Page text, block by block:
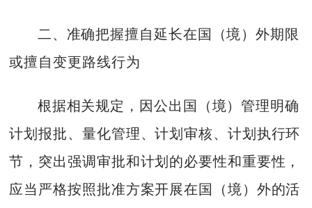
二、准确把握擅自延长在国（境）外期限
或擅自变更路线行为
根据相关规定，因公出国（境）管理明确
计划报批、量化管理、计划审核、计划执行环
节，突出强调审批和计划的必要性和重要性，
应当严格按照批准方案开展在国（境）外的活